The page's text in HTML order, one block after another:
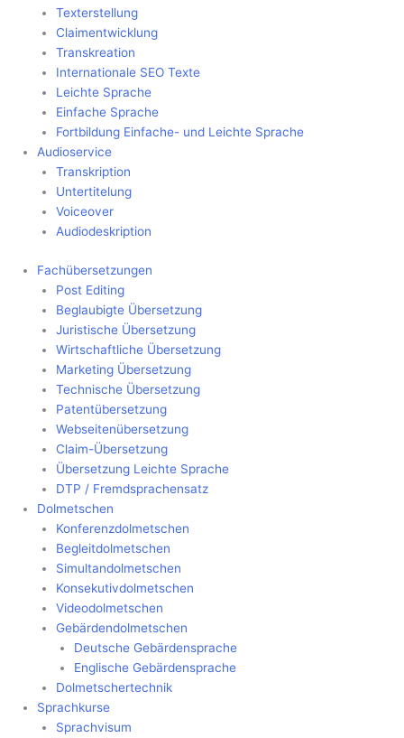
Texterstellung
Claimentwicklung
Transkreation
Internationale SEO Texte
Leichte Sprache
Einfache Sprache
Fortbildung Einfache- und Leichte Sprache
Audioservice
Transkription
Untertitelung
Voiceover
Audiodeskription
Fachübersetzungen
Post Editing
Beglaubigte Übersetzung
Juristische Übersetzung
Wirtschaftliche Übersetzung
Marketing Übersetzung
Technische Übersetzung
Patentübersetzung
Webseitenübersetzung
Claim-Übersetzung
Übersetzung Leichte Sprache
DTP / Fremdsprachensatz
Dolmetschen
Konferenzdolmetschen
Begleitdolmetschen
Simultandolmetschen
Konsekutivdolmetschen
Videodolmetschen
Gebärdendolmetschen
Deutsche Gebärdensprache
Englische Gebärdensprache
Dolmetschertechnik
Sprachkurse
Sprachvisum